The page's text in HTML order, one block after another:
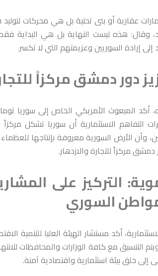
عقارية أو بنى تحتية بل هي محركات
وقال: هذه ليست النهاية بل هي البداية
إرادة السوريين وعزيمتهم التي لا تكسر.
دور دمشق مركزاً
أكد المبعوث الأمريكي الخاص إلى سوريا
التفاهم الاستثمارية أن سوريا تشكل
وأن الأرض السورية معروفة بإنتاجها
دمشق مركزاً للتجارة والازدهار.
التركيز على
السوري
أكد مستشار الهيئة العليا للتنمية
التنسيق مع كافة الوزارات والمحافظات
إلى خلق بيئة استثمارية واقتصادية آمنة.